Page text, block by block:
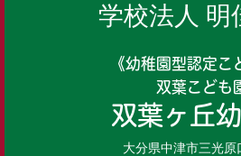
学校法人 明
《幼稚園型認定こ
双葉こども
双葉ヶ丘
大分県中津市三光原